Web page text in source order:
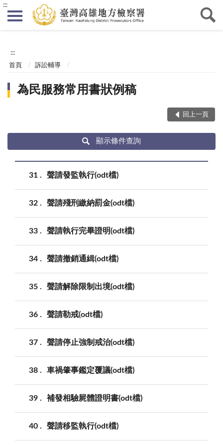
:::
:::
首頁 訴訟輔導
為民服務常用書狀例稿
回上一頁
顯示條件查詢
31 聲請發監執行(odt檔)
32 聲請殘刑繳納罰金(odt檔)
33 聲請執行完畢證明(odt檔)
34 聲請撤銷通緝(odt檔)
35 聲請解除限制出境(odt檔)
36 聲請勒戒(odt檔)
37 聲請停止強制戒治(odt檔)
38 車禍肇事鑑定覆議(odt檔)
39 補發相驗屍體證明書(odt檔)
40 聲請移監執行(odt檔)